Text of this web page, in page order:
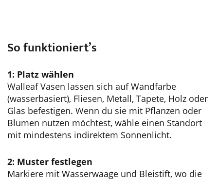
So funktioniert’s
1: Platz wählen
Walleaf Vasen lassen sich auf Wandfarbe
(wasserbasiert), Fliesen, Metall, Tapete, Holz oder
Glas befestigen. Wenn du sie mit Pflanzen oder
Blumen nutzen möchtest, wähle einen Standort
mit mindestens indirektem Sonnenlicht.
2: Muster festlegen
Markiere mit Wasserwaage und Bleistift, wo die